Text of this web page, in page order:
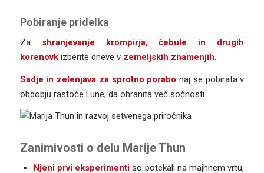
Pobiranje pridelka
Za shranjevanje krompirja, čebule in drugih
korenovkizberite dneve v zemeljskih znamenjih.
Sadje in zelenjava za sprotno porabo naj se pobirata v
obdobju rastoče Lune, da ohranita več sočnosti.
Zanimivosti o delu Marije Thun
Njeni prvi eksperimenti so potekali na majhnem vrtu,